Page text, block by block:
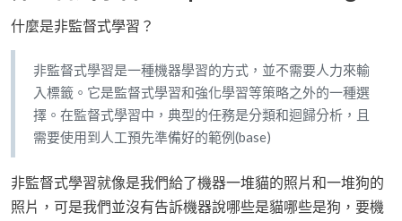
什麼是非監督式學習？
非監督式學習是一種機器學習的方式，並不需要人力來輸
入標籤。它是監督式學習和強化學習等策略之外的一種選
擇。在監督式學習中，典型的任務是分類和迴歸分析，且
需要使用到人工預先準備好的範例(base)
非監督式學習就像是我們給了機器一堆貓的照片和一堆狗的
照片，可是我們並沒有告訴機器說哪些是貓哪些是狗，要機